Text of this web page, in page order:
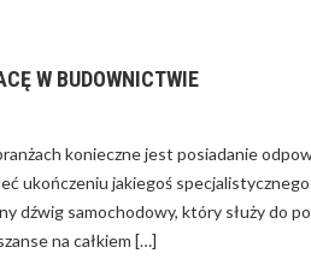
JAK ZARZĄDZAĆ WYDATKAMI
ZA PALIWO W FIRMIE?
W BUDOWNICTWIE
konieczne jest posiadanie
ukończeniu jakiegoś
dźwig samochodowy, który służy do
na całkiem […]